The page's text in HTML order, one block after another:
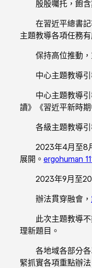
殷殷囑托，飽
在習近平總書
主題教導各項任務有
保持高位推動
中心主題教導
中心主題教導
讀》《習近平新時
各級主題教導
2023年4月至8
展開。 ergohuman
2023年9月至
辦法貫穿融會，
此次主題教導
理新題目。
各地域各部分
緊抓實各項重點辦法